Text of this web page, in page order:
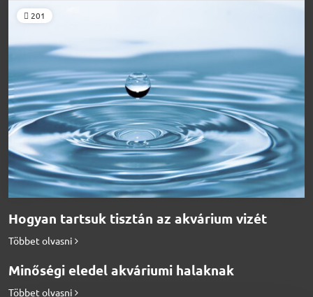
201
Hogyan tartsuk tisztán az akvárium vizét
Többet olvasni
Minőségi eledel akváriumi halaknak
Többet olvasni